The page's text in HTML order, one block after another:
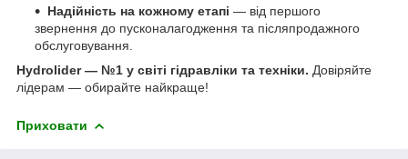
Надійність на кожному етапі — від першого
звернення до пусконалагодження та післяпродажного
обслуговування.
Hydrolider — №1 у світі гідравліки та техніки. Довіряйте
лідерам — обирайте найкраще!
Приховати